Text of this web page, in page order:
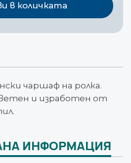
в количката
чаршаф на ролка.
и изработен от
ИНФОРМАЦИЯ